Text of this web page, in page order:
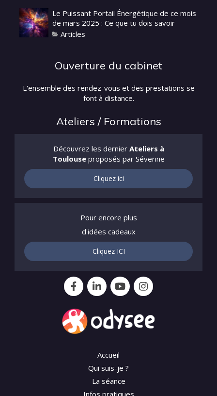
Le Puissant Portail Énergétique de ce mois
de mars 2025 : Ce que tu dois savoir
Articles
Ouverture du cabinet
L'ensemble des rendez-vous et des prestations se
font à distance.
Ateliers / Formations
Découvrez les dernier Ateliers à
Toulouseproposés par Séverine
Cliquez ici
Pour encore plus
d'idées cadeaux
Cliquez ICI
Accueil
Qui suis-je ?
La séance
Infos pratiques